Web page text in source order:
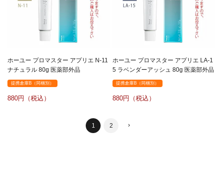
ホーユー プロマスター アプリエ N-11
ナチュラル 80g 医薬部外品
提携倉庫B（同梱別）
880
ホーユー プロマスター アプリエ LA-1
5 ラベンダーアッシュ 80g 医薬部外品
提携倉庫B（同梱別）
880
1 2